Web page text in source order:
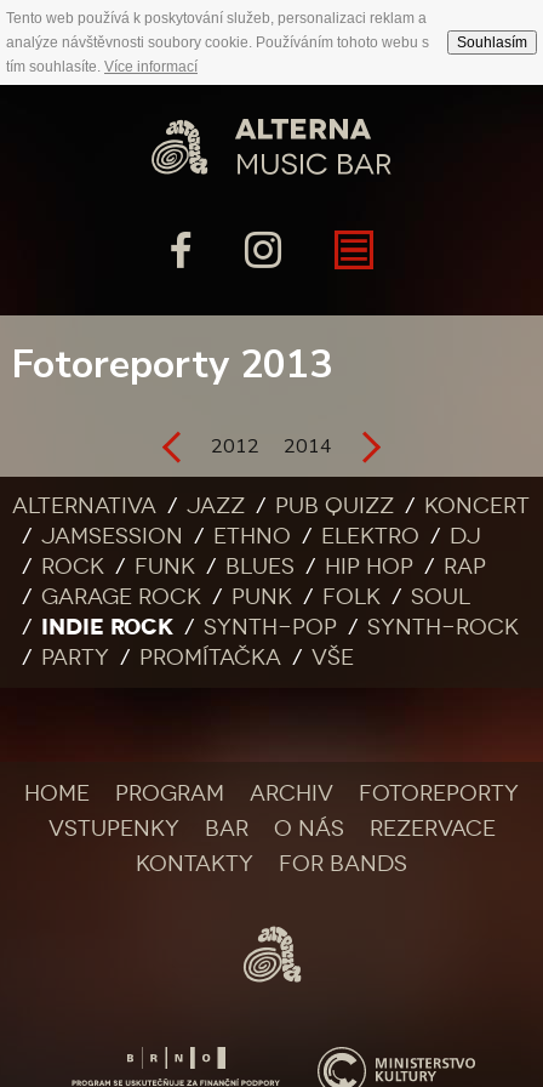
Tento web používá k poskytování služeb, personalizaci reklam a
analýze návštěvnosti soubory cookie. Používáním tohoto webu s
tím souhlasíte. Více informací
Souhlasím
Fotoreporty 2013
2012 2014
Alternativa Jazz Pub quizz
Koncert
Jamsession
Ethno Elektro
DJ
Rock
Funk Blues Hip Hop
Rap
Garage rock
Punk Folk Soul
INDIE ROCK Synth-pop
Synth-rock
Party
Promítačka Vše
HOME PROGRAM ARCHIV
FOTOREPORTY
VSTUPENKY
BAR O NÁS
REZERVACE
KONTAKTY
FOR BANDS